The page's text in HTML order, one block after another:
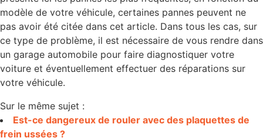
modèle de votre véhicule, certaines pannes peuvent ne
pas avoir été citée dans cet article. Dans tous les cas, sur
ce type de problème, il est nécessaire de vous rendre dans
un garage automobile pour faire diagnostiquer votre
voiture et éventuellement effectuer des réparations sur
votre véhicule.
Sur le même sujet :
Est-ce dangereux de rouler avec des plaquettes de
frein ussées ?